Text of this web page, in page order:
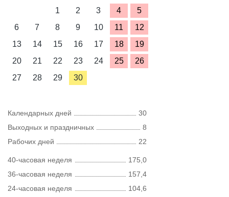
1
2 3 4
5
6
7 8 9 10 11
12
13
14 15 16 17 18
19
20
21 22 23 24 25
26
27
28 29 30
Календарных дней
30
Выходных и праздничных
8
Рабочих дней
22
40-часовая неделя
175,0
36-часовая неделя
157,4
24-часовая неделя
104,6